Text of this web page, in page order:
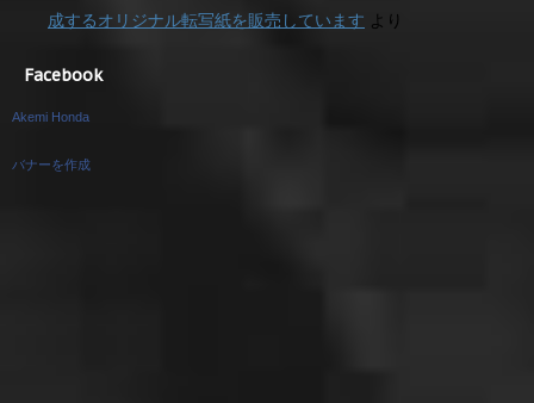
成するオリジナル転写紙を販売しています より
Facebook
Akemi Honda
バナーを作成